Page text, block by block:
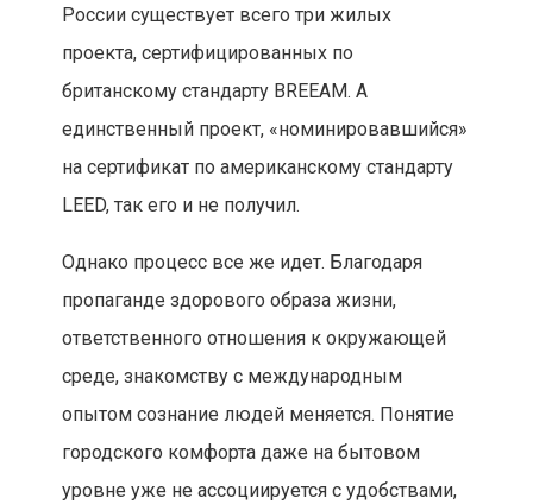
России существует всего три жилых
проекта, сертифицированных по
британскому стандарту BREEAM. А
единственный проект, «номинировавшийся»
на сертификат по американскому стандарту
LEED, так его и не получил.
Однако процесс все же идет. Благодаря
пропаганде здорового образа жизни,
ответственного отношения к окружающей
среде, знакомству с международным
опытом сознание людей меняется. Понятие
городского комфорта даже на бытовом
уровне уже не ассоциируется с удобствами,